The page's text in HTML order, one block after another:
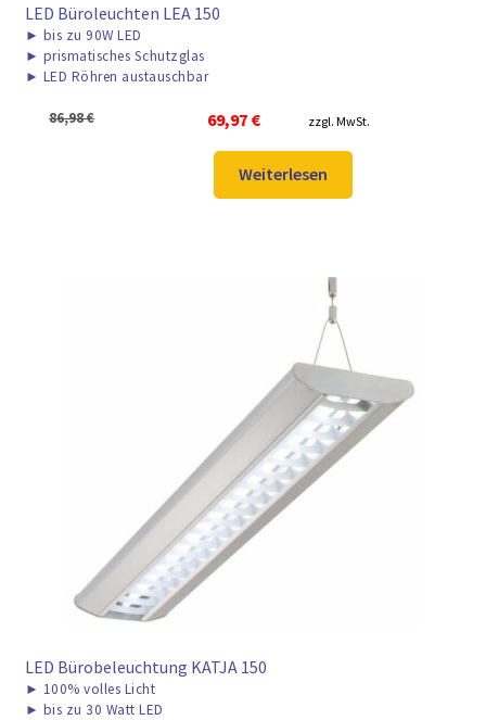
LED Büroleuchten LEA 150
► bis zu 90W LED
► prismatisches Schutzglas
► LED Röhren austauschbar
86,98€
Ursprünglicher
86,98 €
69,97 €
Aktueller
ist:
69,97 €.
zzgl. MwSt.
Weiterlesen
LED Bürobeleuchtung KATJA 150
► 100% volles Licht
► bis zu 30 Watt LED